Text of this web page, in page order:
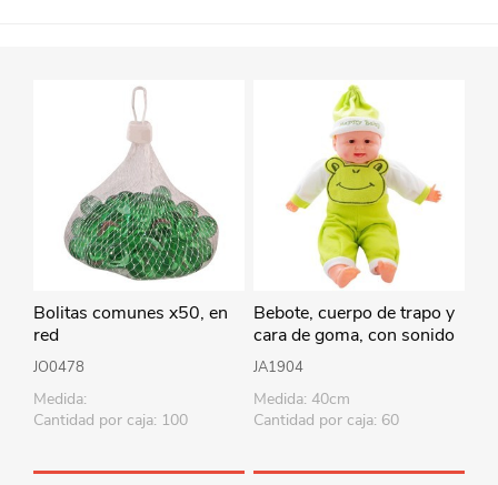
Bolitas comunes x50, en
red
JO0478
Medida:
Cantidad por caja: 100
Bebote, cuerpo de trapo y
cara de goma, con sonido
40cm, varios colores en
bolsa
JA1904
Medida: 40cm
Cantidad por caja: 60